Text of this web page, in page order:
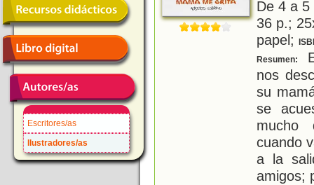
Escritores/as
Ilustradores/as
De 4 a
36 p.;
papel;
Resumen:
nos
su
se
mucho
cuando
a la
amigos;